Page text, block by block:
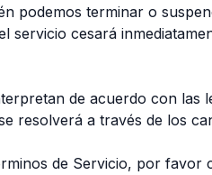
podemos terminar o
servicio cesará
de acuerdo con las
resolverá a través de los
de Servicio, por favor